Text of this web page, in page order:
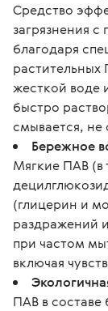
Средство
загрязнения
благодаря
жесткой воде
быстро
смывается, не
Бережное
Мягкие ПАВ (в
(глицерин и
раздражений
при частом
включая
ПАВ в составе